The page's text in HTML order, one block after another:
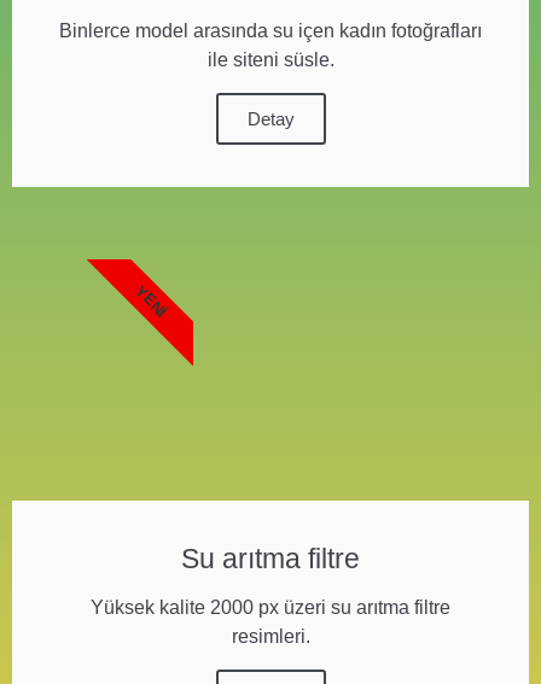
Binlerce model arasında su içen kadın fotoğrafları
ile siteni süsle.
Detay
Su arıtma filtre
Yüksek kalite 2000 px üzeri su arıtma filtre
resimleri.
YENI